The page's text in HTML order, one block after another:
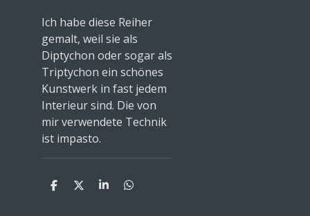
Ich habe diese Reiher
gemalt, weil sie als
Diptychon oder sogar als
Triptychon ein schönes
Kunstwerk in fast jedem
Interieur sind. Die von
mir verwendete Technik
ist impasto.
S
S
S
S